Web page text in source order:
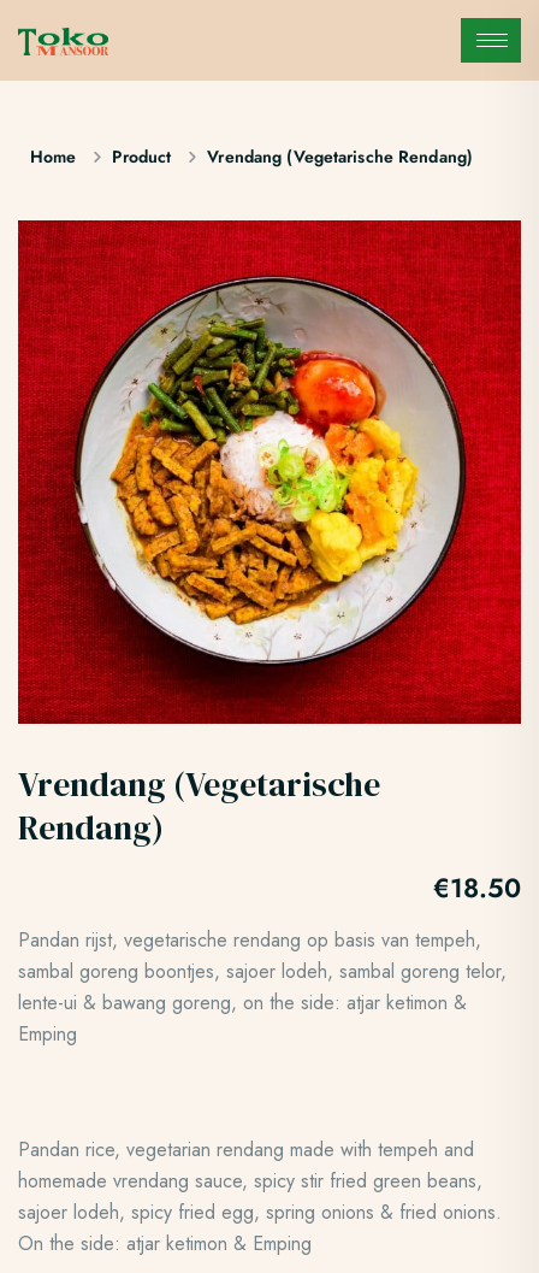
Home Product Vrendang (Vegetarische Rendang)
Vrendang (Vegetarische
Rendang)
€18.50
Pandan rijst, vegetarische rendang op basis van tempeh,
sambal goreng boontjes, sajoer lodeh, sambal goreng telor,
lente-ui & bawang goreng, on the side: atjar ketimon &
Emping
Pandan rice, vegetarian rendang made with tempeh and
homemade vrendang sauce, spicy stir fried green beans,
sajoer lodeh, spicy fried egg, spring onions & fried onions.
On the side: atjar ketimon & Emping